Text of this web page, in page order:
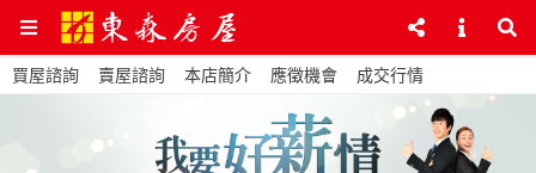
買屋諮詢 賣屋諮詢 本店簡介 應徵機會 成交行情